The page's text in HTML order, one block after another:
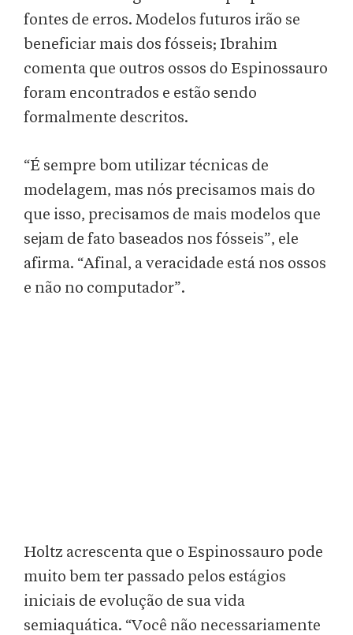
fontes de erros. Modelos futuros irão se
beneficiar mais dos fósseis; Ibrahim
comenta que outros ossos do Espinossauro
foram encontrados e estão sendo
formalmente descritos.
“É sempre bom utilizar técnicas de
modelagem, mas nós precisamos mais do
que isso, precisamos de mais modelos que
sejam de fato baseados nos fósseis”, ele
afirma. “Afinal, a veracidade está nos ossos
e não no computador”.
Holtz acrescenta que o Espinossauro pode
muito bem ter passado pelos estágios
iniciais de evolução de sua vida
semiaquática. “Você não necessariamente